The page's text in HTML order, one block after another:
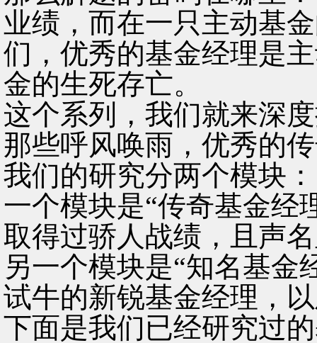
业绩，而在一只主动基
们，优秀的基金经理是
金的生死存亡。
这个系列，我们就来深
那些呼风唤雨，优秀的
我们的研究分两个模块：
一个模块是“传奇基金经
取得过骄人战绩，且声
另一个模块是“知名基金
试牛的新锐基金经理，
下面是我们已经研究过